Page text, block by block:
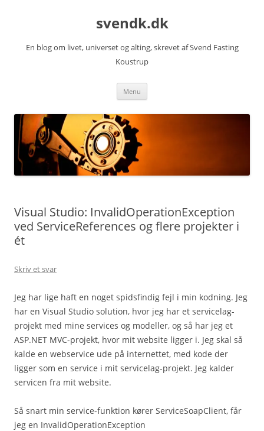
svendk.dk
En blog om livet, universet og alting, skrevet af Svend Fasting
Koustrup
Menu
Visual Studio: InvalidOperationException
ved ServiceReferences og flere projekter i
ét
Skriv et svar
Jeg har lige haft en noget spidsfindig fejl i min kodning. Jeg
har en Visual Studio solution, hvor jeg har et servicelag-
projekt med mine services og modeller, og så har jeg et
ASP.NET MVC-projekt, hvor mit website ligger i. Jeg skal så
kalde en webservice ude på internettet, med kode der
ligger som en service i mit servicelag-projekt. Jeg kalder
servicen fra mit website.
Så snart min service-funktion kører ServiceSoapClient, får
jeg en InvalidOperationException